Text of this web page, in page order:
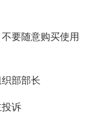
要随意购买使用
部部长
诉